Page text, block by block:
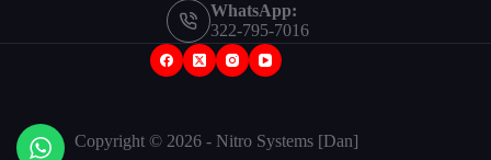
WhatsApp:
322-795-7016
Copyright © 2026 - Nitro Systems [Dan]